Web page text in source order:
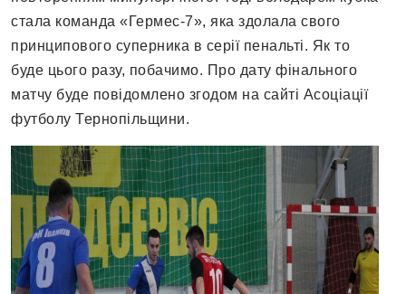
стала команда «Гермес-7», яка здолала свого
принципового суперника в серії пенальті. Як то
буде цього разу, побачимо. Про дату фінального
матчу буде повідомлено згодом на сайті Асоціації
футболу Тернопільщини.